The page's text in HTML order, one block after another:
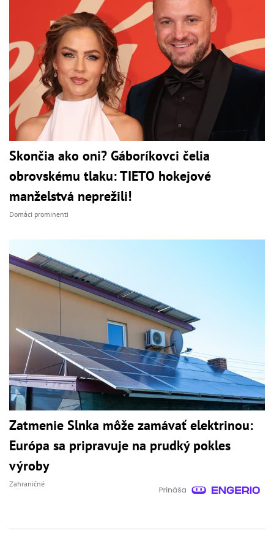
Skončia ako oni? Gáboríkovci čelia
obrovskému tlaku: TIETO hokejové
manželstvá neprežili!
Domáci prominenti
Zatmenie Slnka môže zamávať elektrinou:
Európa sa pripravuje na prudký pokles
výroby
Zahraničné